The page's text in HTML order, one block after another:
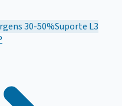
30-50%Suporte L3